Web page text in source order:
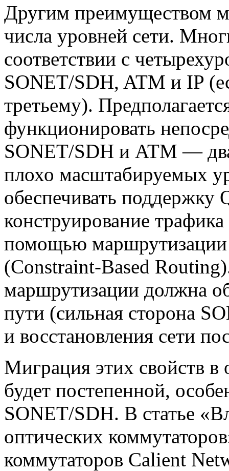
Другим преимуществом
числа уровней сети.
соответствии с
SONET/SDH, ATM и IP
третьему).
функционировать
SONET/SDH и ATM —
плохо масштабируемых
обеспечивать
конструирование
помощью маршрутизации
(Constraint-Based
маршрутизации должна
пути (сильная сторона
и восстановления сети
Миграция этих свойств
будет постепенной,
SONET/SDH. В статье
оптических
коммутаторов Calient